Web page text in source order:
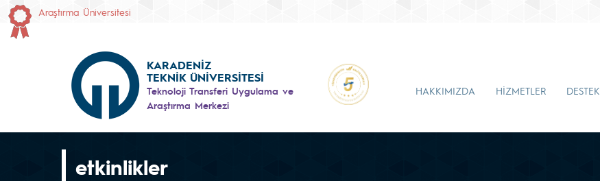
Araştırma Üniversitesi
KARADENİZ
TEKNİK ÜNİVERSİTESİ
Teknoloji Transferi Uygulama ve
Araştırma Merkezi
HAKKIMIZDA HİZMETLER DESTEK
etkinlikler